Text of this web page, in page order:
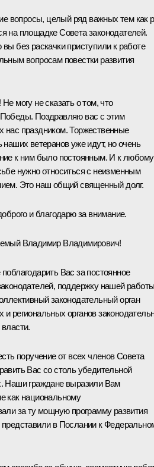
вопросы, целый ряд важных тем как
на площадке Совета законодателей.
без раскачки приступили к работе
вопросам повестки развития
могу не сказать о том, что
Поздравляю вас с этим
праздником. Торжественные
наших ветеранов уже идут, но очень
к ним было постоянным. И к любому
нужно относиться с неизменным
Это наш общий священный долг.
и благодарю за внимание.
Владимир Владимирович!
Вас за постоянное
поддержку нашей
законодательный орган
региональных органов
поручение от всех членов Совета
Вас со столь убедительной
Наши граждане выразили Вам
как национальному
за ту мощную программу развития
в Послании к